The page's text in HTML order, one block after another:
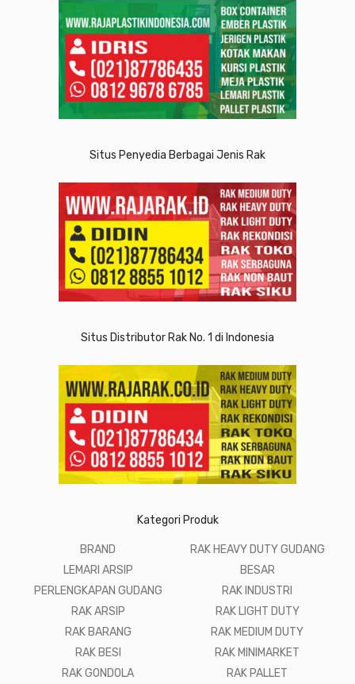
Situs Penyedia Berbagai Jenis Rak
Situs Distributor Rak No. 1 di Indonesia
Kategori Produk
BRAND
LEMARI ARSIP
PERLENGKAPAN GUDANG
RAK ARSIP
RAK BARANG
RAK BESI
RAK GONDOLA
RAK HEAVY DUTY GUDANG
BESAR
RAK INDUSTRI
RAK LIGHT DUTY
RAK MEDIUM DUTY
RAK MINIMARKET
RAK PALLET